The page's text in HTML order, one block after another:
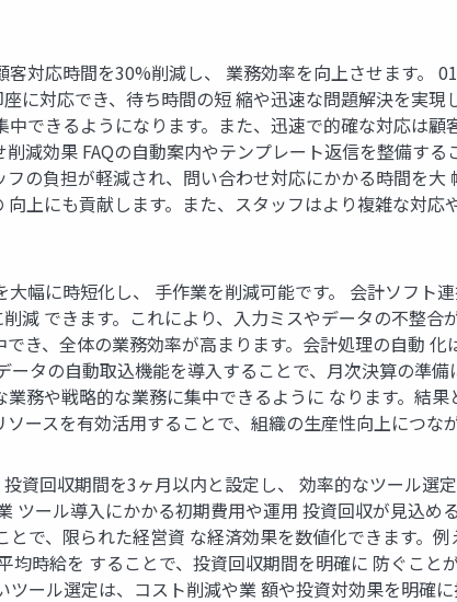
対応時間を30%削減し、 業務効率を向上させます。
に対応でき、待ち時間の短 縮や迅速な問題解決を実現
できるようになります。また、迅速で的確な対応は顧
減効果 FAQの自動案内やテンプレート返信を整備する
の負担が軽減され、問い合わせ対応にかかる時間を大
上にも貢献します。また、スタッフはより複雑な対応
幅に時短化し、 手作業を削減可能です。 会計ソフト
減 できます。これにより、入力ミスやデータの不整合
き、全体の業務効率が高まります。会計処理の自動
タの自動取込機能を導入することで、月次決算の準
務や戦略的な業務に集中できるように なります。結
ースを有効活用することで、組織の生産性向上につな
資回収期間を3ヶ月以内と設定し、 効率的なツール選
ツール導入にかかる初期費用や運用 投資回収が見込め
で、限られた経営資 な経済効果を数値化できます。
時給を することで、投資回収期間を明確に 防ぐこと
ール選定は、コスト削減や業 額や投資対効果を明確